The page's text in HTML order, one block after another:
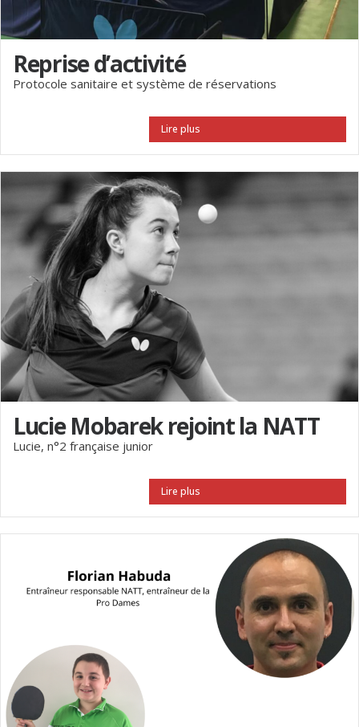
Reprise d’activité
Protocole sanitaire et système de réservations
Lire plus
Lucie Mobarek rejoint la NATT
Lucie, n°2 française junior
Lire plus